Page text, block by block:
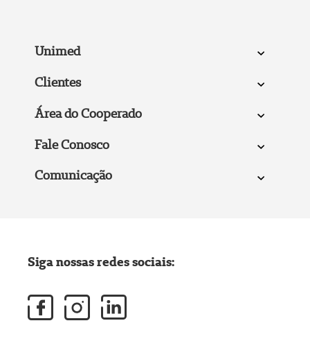
Unimed
Clientes
Área do Cooperado
Fale Conosco
Comunicação
Siga nossas redes sociais: